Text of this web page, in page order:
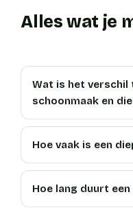
Alles wat je
Wat is het verschil
schoonmaak en
Hoe vaak is een
Hoe lang duurt